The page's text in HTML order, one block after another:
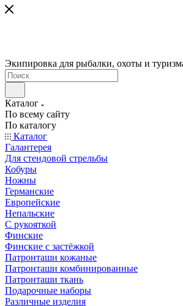
Экипировка для рыбалки, охоты и
Каталог
По всему сайту
По каталогу
Каталог
Галантерея
Для стендовой стрельбы
Кобуры
Ножны
Германские
Европейские
Непальские
С рукояткой
Финские
Финские с застёжкой
Патронташи кожаные
Патронташи комбинированные
Патронташи ткань
Подарочные наборы
Различные изделия